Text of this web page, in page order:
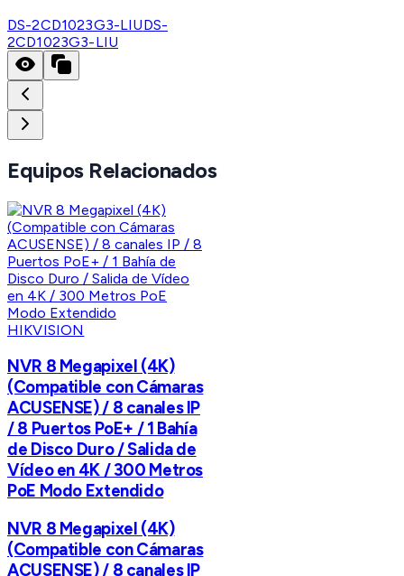
DS-2CD1023G3-LIUDS-
2CD1023G3-LIU
Equipos Relacionados
HIKVISION
NVR 8 Megapixel (4K)
(Compatible con Cámaras
ACUSENSE) / 8 canales IP
/ 8 Puertos PoE+ / 1 Bahía
de Disco Duro / Salida de
Vídeo en 4K / 300 Metros
PoE Modo Extendido
NVR 8 Megapixel (4K)
(Compatible con Cámaras
ACUSENSE) / 8 canales IP